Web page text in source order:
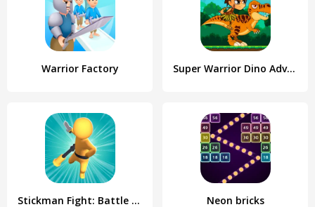
Warrior Factory Super Warrior Dino Adventures
Stickman Fight: Battle Arena Neon bricks